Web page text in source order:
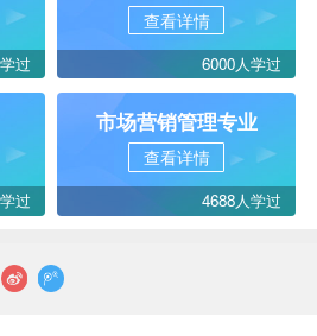
过
查看详情
6000人学过
过
市场营销管理专业
查看详情
4688人学过